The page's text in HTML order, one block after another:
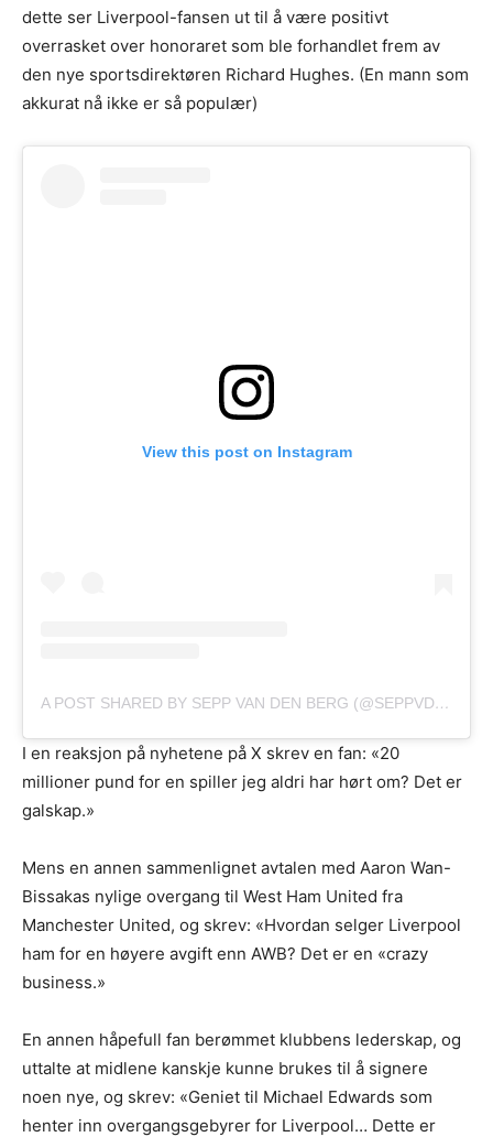
dette ser Liverpool-fansen ut til å være positivt
overrasket over honoraret som ble forhandlet frem av
den nye sportsdirektøren Richard Hughes. (En mann som
akkurat nå ikke er så populær)
View this post on Instagram
A POST SHARED BY SEPP VAN DEN BERG (@SEPPVDBERG_)
I en reaksjon på nyhetene på X skrev en fan: «20
millioner pund for en spiller jeg aldri har hørt om? Det er
galskap.»
Mens en annen sammenlignet avtalen med Aaron Wan-
Bissakas nylige overgang til West Ham United fra
Manchester United, og skrev: «Hvordan selger Liverpool
ham for en høyere avgift enn AWB? Det er en «crazy
business.»
En annen håpefull fan berømmet klubbens lederskap, og
uttalte at midlene kanskje kunne brukes til å signere
noen nye, og skrev: «Geniet til Michael Edwards som
henter inn overgangsgebyrer for Liverpool… Dette er